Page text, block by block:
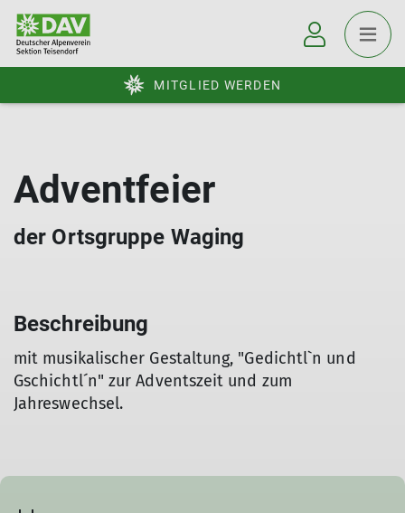
MITGLIED WERDEN
Adventfeier
der Ortsgruppe Waging
Beschreibung
mit musikalischer Gestaltung, "Gedichtl`n und
Gschichtl´n" zur Adventszeit und zum
Jahreswechsel.